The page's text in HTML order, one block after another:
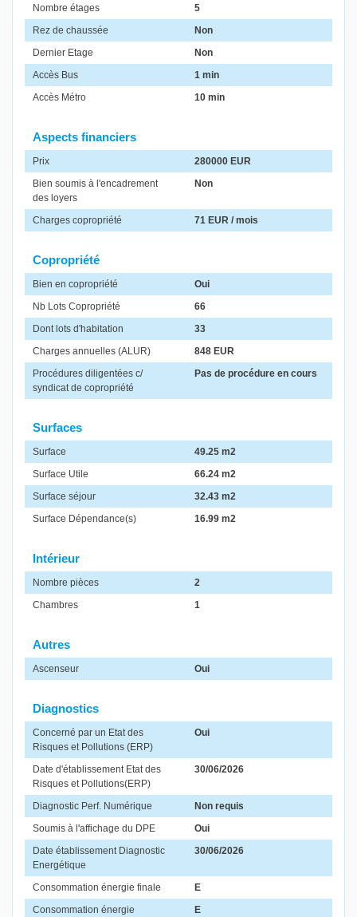
Nombre étages
5
Rez de chaussée
Non
Dernier Etage
Non
Accès Bus
1 min
Accès Métro
10 min
Aspects financiers
Prix
280000 EUR
Bien soumis à l'encadrement
des loyers
Non
Charges copropriété 71 EUR / mois
Copropriété
Bien en copropriété
Oui
Nb Lots Copropriété
66
Dont lots d'habitation
33
Charges annuelles (ALUR)
848 EUR
Procédures diligentées c/
syndicat de copropriété
Pas de procédure en cours
Surfaces
Surface
49.25 m2
Surface Utile
66.24 m2
Surface séjour
32.43 m2
Surface Dépendance(s)
16.99 m2
Intérieur
Nombre pièces
2
Chambres
1
Autres
Ascenseur Oui
Diagnostics
Concerné par un Etat des
Risques et Pollutions (ERP)
Oui
Date d'établissement Etat des
Risques et Pollutions(ERP)
30/06/2026
Diagnostic Perf. Numérique
Non requis
Soumis à l'affichage du DPE
Oui
Date établissement Diagnostic
Energétique
30/06/2026
Consommation énergie finale
E
Consommation énergie
E